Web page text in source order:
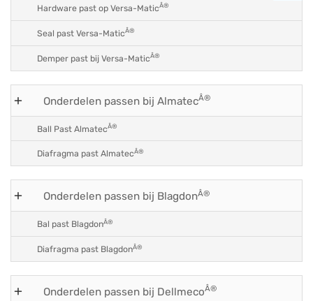
Hardware past op Versa-MaticÂ®
Seal past Versa-MaticÂ®
Demper past bij Versa-MaticÂ®
Onderdelen passen bij AlmatecÂ®
Ball Past AlmatecÂ®
Diafragma past AlmatecÂ®
Onderdelen passen bij BlagdonÂ®
Bal past BlagdonÂ®
Diafragma past BlagdonÂ®
Onderdelen passen bij DellmecoÂ®